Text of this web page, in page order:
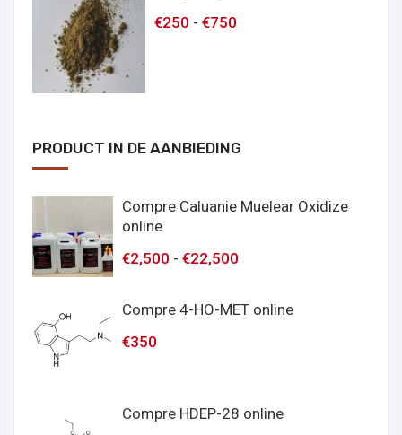
€250 -€750
PRODUCT IN DE AANBIEDING
Compre Caluanie Muelear Oxidize
online
€2,500 -€22,500
Compre 4-HO-MET online
€350
Compre HDEP-28 online